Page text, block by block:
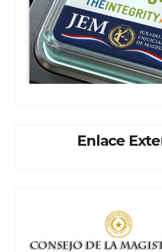
Enlace